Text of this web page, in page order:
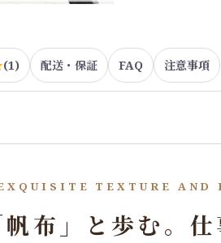
(1) 配送・保証 FAQ 注意事項
TEXTURE AND
布」と歩む。